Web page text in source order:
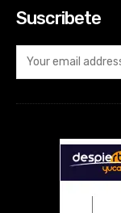
Suscribete